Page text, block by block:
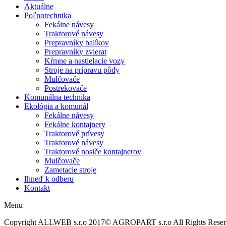
Aktuálne
Poľnotechnika
Fekálne návesy
Traktorové návesy
Prepravníky balíkov
Prepravníky zvierat
Kŕmne a nastielacie vozy
Stroje na prípravu pôdy
Mulčovače
Postrekovače
Komunálna technika
Ekológia a komunál
Fekálne návesy
Fekálne kontajnery
Traktorové prívesy
Traktorové návesy
Traktorové nosiče kontajnerov
Mulčovače
Zametacie stroje
Ihneď k odberu
Kontakt
Menu
Copyright ALLWEB s.r.o 2017© AGROPART s.r.o All Rights